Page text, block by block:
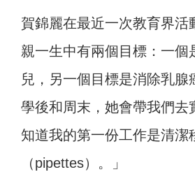
賀錦麗在最近一次教育界活
親一生中有兩個目標：一個
兒，另一個目標是消除乳腺
學後和周末，她會帶我們去
知道我的第一份工作是清潔
（pipettes）。」